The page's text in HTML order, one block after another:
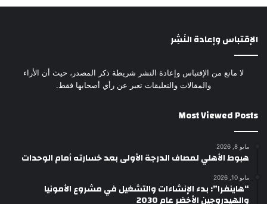
الإقتباس وإعادة النَشِر
لا مانع من الإقتباس وإعادة النشر شريطة ذكر المصدر، حيث أن الأراء
والمقالات والتعليقات تعبر عن رأي أصحابها فقط.
Most Viewed Posts
مايو 8, 2026
هبوط الأهلي لمصاف الدرجة الأولى بعد خسارته أمام الوحدات
مايو 10, 2026
“هاينفرا”: بدء الإنشاءات والتشغيل في مشروع الأمونيا
والهيدروجين الأخضر عام 2030